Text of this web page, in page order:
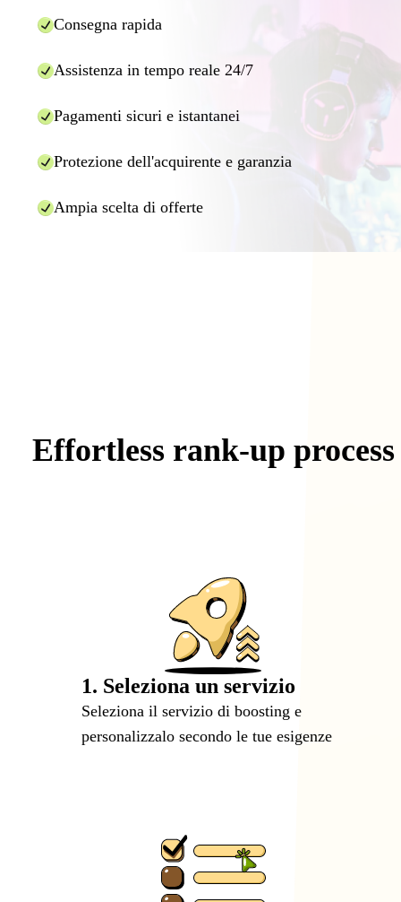
Consegna rapida
Assistenza in tempo reale 24/7
Pagamenti sicuri e istantanei
Protezione dell'acquirente e garanzia
Ampia scelta di offerte
Effortless rank-up process
1. Seleziona un servizio
Seleziona il servizio di boosting e
personalizzalo secondo le tue esigenze